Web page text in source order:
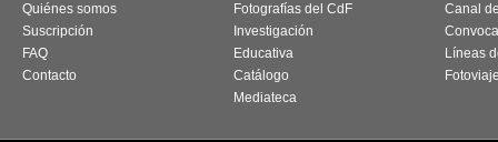
Quiénes somos
Suscripción
FAQ
Contacto
Fotografías del CdF
Investigación
Educativa
Catálogo
Mediateca
Canal
Líneas